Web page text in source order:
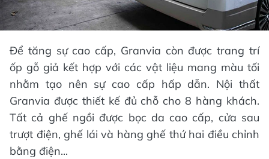
Để tăng sự cao cấp, Granvia còn được trang trí
ốp gỗ giả kết hợp với các vật liệu mang màu tối
nhằm tạo nên sự cao cấp hấp dẫn. Nội thất
Granvia được thiết kế đủ chỗ cho 8 hàng khách.
Tất cả ghế ngồi được bọc da cao cấp, cửa sau
trượt điện, ghế lái và hàng ghế thứ hai điều chỉnh
bằng điện...​